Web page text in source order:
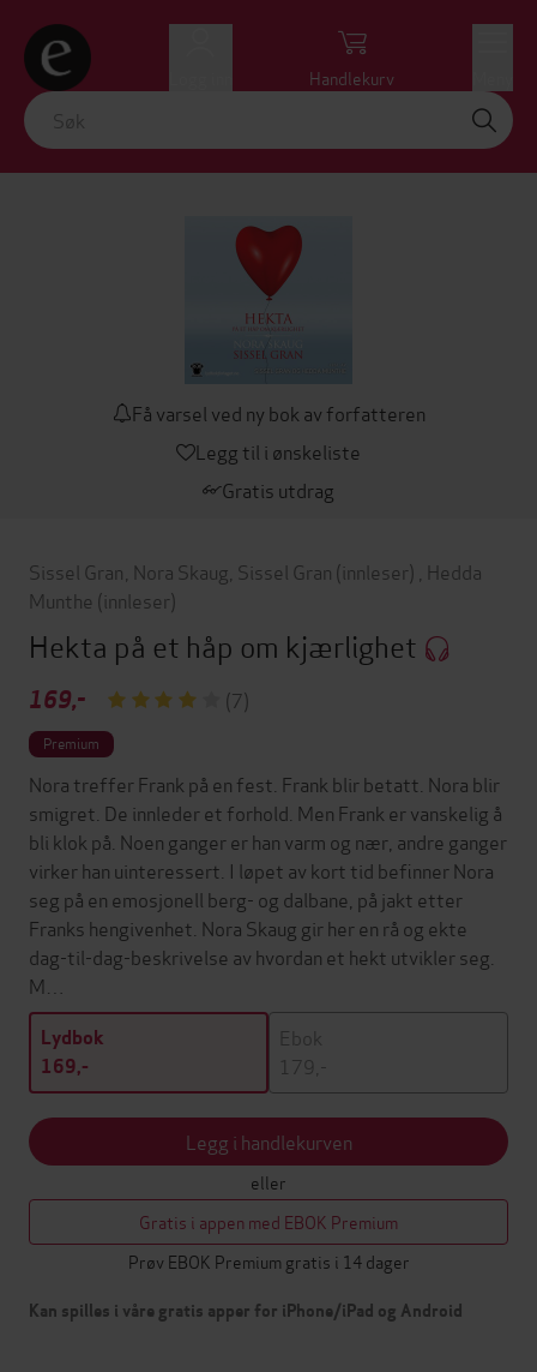
Handlekurv
Få varsel ved ny bok av forfatteren
Legg til i ønskeliste
Gratis utdrag
Sissel Gran Nora Skaug Sissel Gran (innleser) Hedda
Munthe (innleser)
Hekta på et håp om kjærlighet
169,- (7)
Premium
Nora treffer Frank på en fest. Frank blir betatt. Nora blir
smigret. De innleder et forhold. Men Frank er vanskelig å
bli klok på. Noen ganger er han varm og nær, andre ganger
virker han uinteressert. I løpet av kort tid befinner Nora
seg på en emosjonell berg- og dalbane, på jakt etter
Franks hengivenhet. Nora Skaug gir her en rå og ekte
dag-til-dag-beskrivelse av hvordan et hekt utvikler seg.
M…
Lydbok
169,-
Ebok
179,-
Legg i handlekurven
eller
Gratis i appen med EBOK Premium
Prøv EBOK Premium gratis i 14 dager
Kan spilles i våre gratis apper for iPhone/iPad og Android